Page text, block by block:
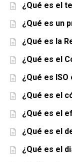
¿Qué es el
¿Qué es un
¿Qué es la
¿Qué es el
¿Qué es
¿Qué es el
¿Qué es el
¿Qué es el
¿Qué es el